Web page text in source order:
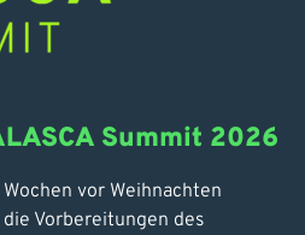
Summit 2026
vor Weihnachten
Vorbereitungen des